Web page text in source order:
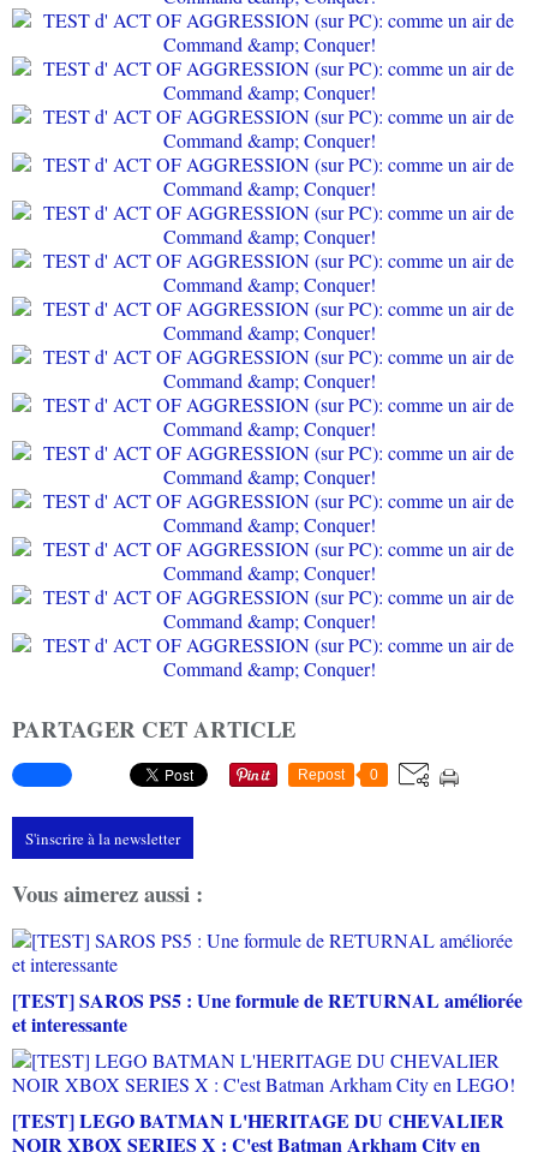
PARTAGER CET ARTICLE
Repost 0
S'inscrire à la newsletter
Vous aimerez aussi :
[TEST] SAROS PS5 : Une formule de RETURNAL améliorée
et interessante
[TEST] LEGO BATMAN L'HERITAGE DU CHEVALIER
NOIR XBOX SERIES X : C'est Batman Arkham City en